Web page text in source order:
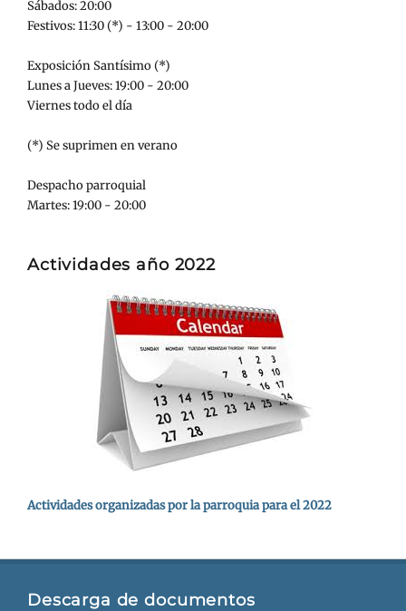
Sábados: 20:00
Festivos: 11:30 (*) - 13:00 - 20:00
Exposición Santísimo (*)
Lunes a Jueves: 19:00 - 20:00
Viernes todo el día
(*) Se suprimen en verano
Despacho parroquial
Martes: 19:00 - 20:00
Actividades año 2022
Actividades organizadas por la parroquia para el 2022
Descarga de documentos